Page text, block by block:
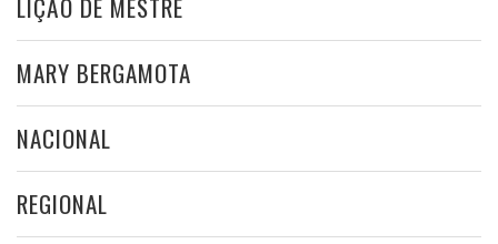
LIÇÃO DE MESTRE
MARY BERGAMOTA
NACIONAL
REGIONAL